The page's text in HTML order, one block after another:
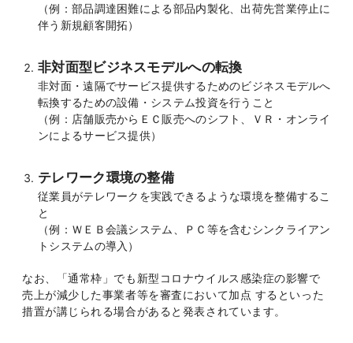
（例：部品調達困難による部品内製化、出荷先営業停止に
伴う新規顧客開拓）
非対面型ビジネスモデルへの転換
非対面・遠隔でサービス提供するためのビジネスモデルへ
転換するための設備・システム投資を行うこと
（例：店舗販売からＥＣ販売へのシフト、ＶＲ・オンライ
ンによるサービス提供）
テレワーク環境の整備
従業員がテレワークを実践できるような環境を整備するこ
と
（例：ＷＥＢ会議システム、ＰＣ等を含むシンクライアン
トシステムの導入）
なお、「通常枠」でも新型コロナウイルス感染症の影響で
売上が減少した事業者等を審査において加点 するといった
措置が講じられる場合があると発表されています。